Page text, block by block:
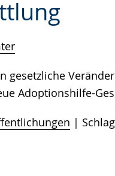
gesetzliche
Adoptionshilfe-